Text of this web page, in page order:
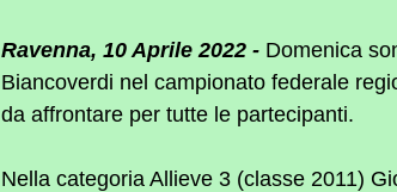
Ravenna, 10 Aprile 2022 - Domenica
Biancoverdi nel campionato federale
da affrontare per tutte le partecipanti.
Nella categoria Allieve 3 (classe 2011)